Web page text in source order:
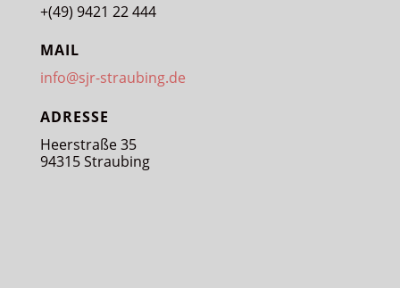
+(49) 9421 22 444
MAIL
info@sjr-straubing.de
ADRESSE
Heerstraße 35
94315 Straubing